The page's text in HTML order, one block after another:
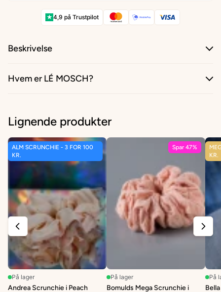
★ 4,9 på Trustpilot
Beskrivelse
Hvem er LÉ MOSCH?
Lignende produkter
ALM SCRUNCHIE - 3 FOR 100
KR.
På lager
Andrea Scrunchie i Peach
Spar 47%
På lager
Bomulds Mega Scrunchie i
KR.
På